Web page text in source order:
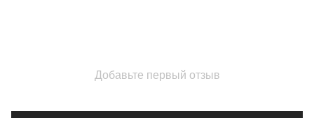
Добавьте первый отзыв